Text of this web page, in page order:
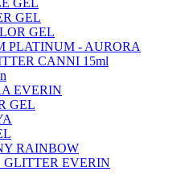
GEL
GEL
GEL
PLATINUM - AURORA
CANNI 15ml
EVERIN
GEL
RAINBOW
GLITTER EVERIN